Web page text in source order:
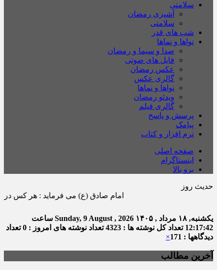
سلامتی
آشپزی رمضان
سلامتی
شب های قدر
نواها و نماها
صدا و سیما و رمضان
فایل های صوتی
عکس رمضان
گالری عکس
نواها و نماها
ویدئو رمضان
گالری فیلم
پرسش و پاسخ
پیامک
نرم افزار و کتاب
صفحه اصلی
اینستاگرام
برو بالا
حدیث روز
امام صادق (ع) می فرماید : هر كس در ماه
یکشنبه, ۱۸ مرداد , ۱۴۰۵ Sunday, 9 August , 2026 ساعت
12:17:42 تعداد کل نوشته ها : 4323 تعداد نوشته های امروز : 0
تعداد
دیدگاهها : 171
×
آخرین مطالب